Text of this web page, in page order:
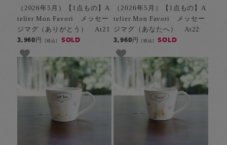
（2026年5月）【1点もの】A
telier Mon Favori メッセー
ジマグ（ありがとう） At21
3,960円[税込] SOLD
（2026年5月）【1点もの】A
telier Mon Favori メッセー
ジマグ（あなたへ） At22
3,960円 [税込] SOLD